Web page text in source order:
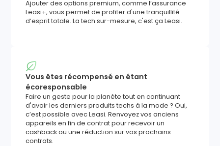
Ajouter des options premium, comme l’assurance
Leasi+, vous permet de profiter d'une tranquillité
d’esprit totale. La tech sur-mesure, c'est ça Leasi.
Vous êtes récompensé en étant
écoresponsable
Faire un geste pour la planète tout en continuant
d'avoir les derniers produits techs à la mode ? Oui,
c’est possible avec Leasi. Renvoyez vos anciens
appareils en fin de contrat pour recevoir un
cashback ou une réduction sur vos prochains
contrats.